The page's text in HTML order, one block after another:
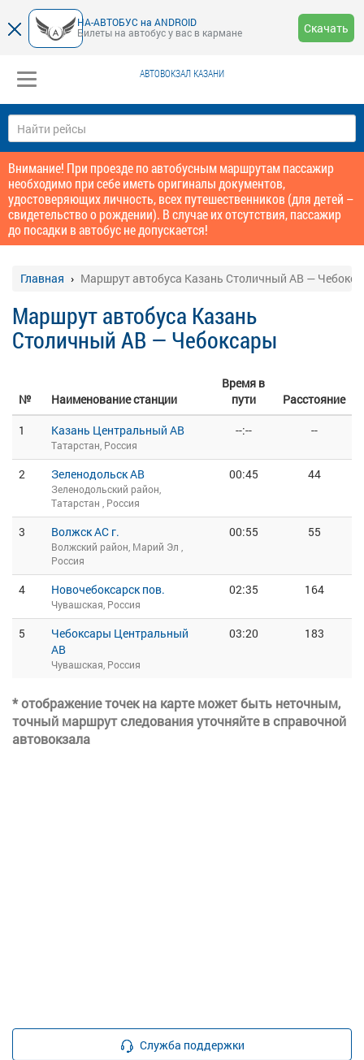
НА-АВТОБУС на ANDROID
Билеты на автобус у вас в кармане
Скачать
АВТОВОКЗАЛ КАЗАНИ
Внимание! При проезде по автобусным маршрутам пассажир
необходимо при себе иметь оригиналы документов,
удостоверяющих личность, всех путешественников (для детей –
свидетельство о рождении). В случае их отсутствия, пассажир
до посадки в автобус не допускается!
Главная Маршрут автобуса Казань Столичный АВ —
Маршрут автобуса Казань
Столичный АВ — Чебоксары
№ Наименование станции
Время в
пути
Расстояние
1
Казань Центральный АВ
Татарстан, Россия
--:-- --
2 Зеленодольск АВ
Зеленодольский район,
Татарстан , Россия
00:45 44
3 Волжск АС г.
Волжский район, Марий Эл ,
Россия
00:55 55
4 Новочебоксарск пов.
Чувашская, Россия
02:35 164
5
Чебоксары Центральный
АВ
Чувашская, Россия
03:20 183
* отображение точек на карте может быть неточным,
точный маршрут следования уточняйте в справочной
автовокзала
Служба поддержки